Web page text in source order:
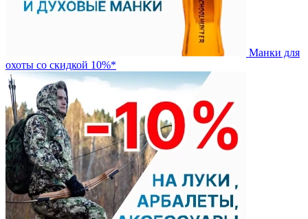
Манки для
охоты со скидкой 10%*